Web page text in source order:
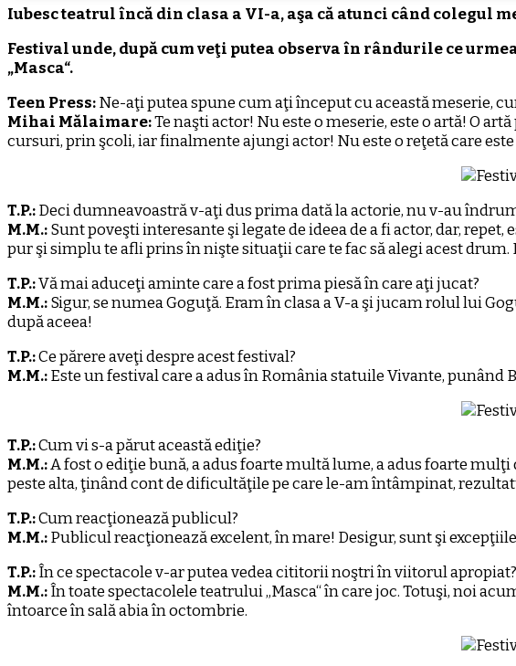
Iubesc teatrul încă din clasa a VI-a, aşa că atunci când colegul
Festival unde, după cum veţi putea observa în rândurile ce
„Masca“.
Teen Press:Ne-aţi putea spune cum aţi început cu această meserie,
Mihai Mălaimare:Te naşti actor! Nu este o meserie, este o artă! O
cursuri, prin şcoli, iar finalmente ajungi actor! Nu este o reţetă care
T.P.:Deci dumneavoastră v-aţi dus prima dată la actorie, nu v-au
M.M.:Sunt poveşti interesante şi legate de ideea de a fi actor, dar,
pur şi simplu te afli prins în nişte situaţii care te fac să alegi acest
T.P.:Vă mai aduceţi aminte care a fost prima piesă în care aţi jucat?
M.M.:Sigur, se numea Goguţă. Eram în clasa a V-a şi jucam rolul lui
după aceea!
T.P.:Ce părere aveţi despre acest festival?
M.M.:Este un festival care a adus în România statuile Vivante,
T.P.:Cum vi s-a părut această ediţie?
M.M.:A fost o ediţie bună, a adus foarte multă lume, a adus foarte
peste alta, ţinând cont de dificultăţile pe care le-am întâmpinat,
T.P.:Cum reacţionează publicul?
M.M.:Publicul reacţionează excelent, în mare! Desigur, sunt şi
T.P.:În ce spectacole v-ar putea vedea cititorii noştri în viitorul apropiat?
M.M.:În toate spectacolele teatrului „Masca“ în care joc. Totuşi, noi
întoarce în sală abia în octombrie.